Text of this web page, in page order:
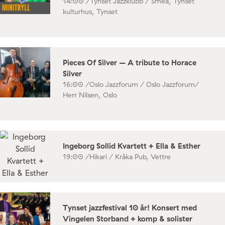
kulturhus, Tynset
Pieces Of Silver – A tribute to Horace
Silver
16:00 /Oslo Jazzforum / Oslo Jazzforum/
Herr Nilsen, Oslo
Ingeborg Sollid Kvartett + Ella & Esther
19:00 /Hikari / Kråka Pub, Vettre
Tynset jazzfestival 10 år! Konsert med
Vingelen Storband + komp & solister